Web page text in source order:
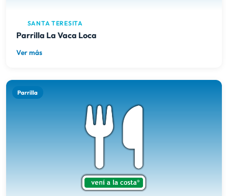
SANTA TERESITA
Parrilla La Vaca Loca
Ver más
Parrilla